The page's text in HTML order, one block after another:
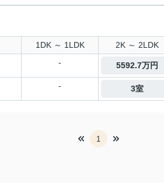
1DK ～ 1LDK 2K ～ 2LDK
- 5592.7万円
- 3室
1